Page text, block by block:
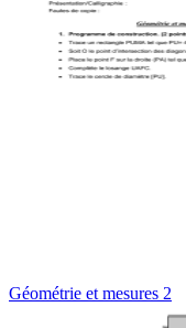
Géométrie et mesures 2